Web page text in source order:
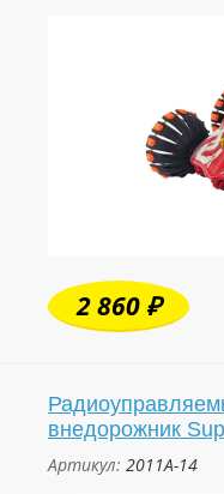
2 860 ₽
внедорожник
Артикул: 2011A-14